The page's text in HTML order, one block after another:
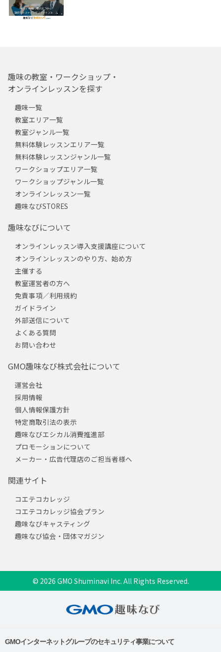
趣味の教室・ワークショップ・
オンラインレッスンを探す
趣味一覧
教室エリア一覧
教室ジャンル一覧
無料体験レッスンエリア一覧
無料体験レッスンジャンル一覧
ワークショップエリア一覧
ワークショップジャンル一覧
オンラインレッスン一覧
趣味なびSTORES
趣味なびについて
オンラインレッスン導入支援講座について
オンラインレッスンのやり方、始め方
主催する
教室運営者の方へ
免責事項／利用規約
ガイドライン
外部送信について
よくある質問
お問い合わせ
GMO趣味なび株式会社について
運営会社
採用情報
個人情報保護方針
特定商取引法の表示
趣味なびエシカル消費推進部
プロモーションについて
メーカー・広告代理店のご担当者様へ
関連サイト
コエテコカレッジ
コエテコカレッジ協会プラン
趣味なびキャスティング
趣味なび協会・団体マガジン
© 2026 GMO Shuminavi Inc. All Rights Reserved.